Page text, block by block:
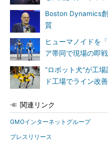
Boston Dynamics
質
ヒューマノイドを
ア帯同で現場の即
“ロボット犬”が工
ド工場でライン改
関連リンク
GMOインターネットグループ
プレスリリース